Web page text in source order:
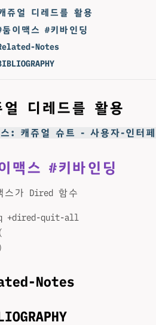
쥬얼 디레드를 활용
둠이맥스 #키바인딩
Notes
얼 디레드를 활용
스: 캐쥬얼 슈트 - 사용자-인터
맥스 #키바인딩
스가 Dired 함수
+dired-quit-all
Notes